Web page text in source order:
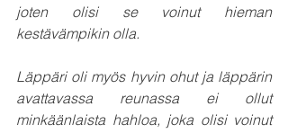
joten olisi se voinut hieman
kestävämpikin olla.
Läppäri oli myös hyvin ohut ja läppärin
avattavassa reunassa ei ollut
minkäänlaista hahloa, joka olisi voinut